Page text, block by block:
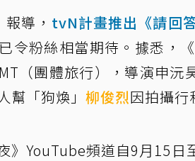
導， tvN計畫推出《請回
令粉絲相當期待。據悉，
（團體旅行），導演申沅
幫「狗煥」 柳俊烈因拍攝行
》YouTube頻道自9月15